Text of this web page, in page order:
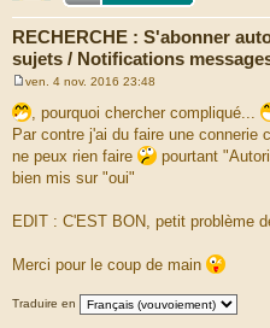
RECHERCHE : S'abonner
sujets / Notifications
e
s
s
a
g
e
ven. 4 nov. 2016 23:48
, pourquoi chercher compliqué...
Par contre j'ai du faire une
ne peux rien faire
pourtant
bien mis sur "oui"
EDIT : C'EST BON, petit problème
Merci pour le coup de main
Traduire en